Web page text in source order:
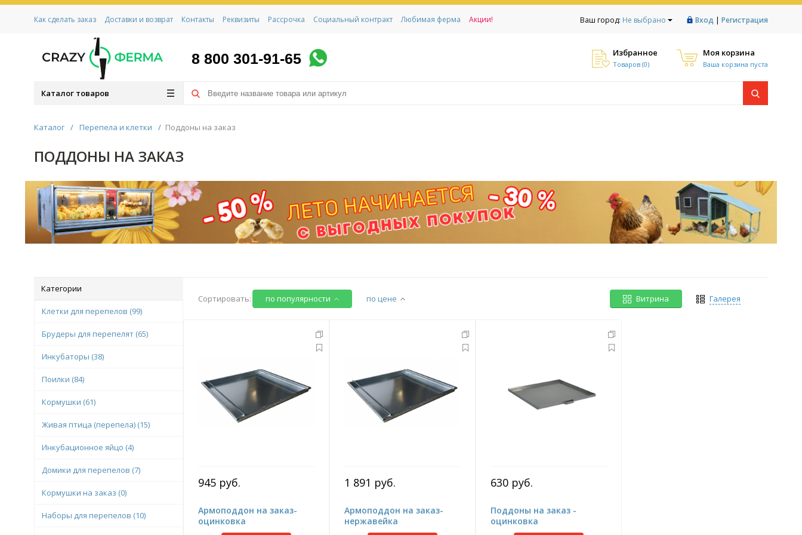
Ваш город: Не выбрано Вход | Регистрация
Как сделать заказ Доставки и возврат Контакты Реквизиты Рассрочка Социальный контракт Любимая ферма Акции!
8 800 301-91-65 Избранное
Товаров (0)
Моя корзина
Ваша корзина пуста
Каталог товаров
Каталог / Перепела и клетки / Поддоны на заказ
ПОДДОНЫ НА ЗАКАЗ
Категории
Клетки для перепелов (99)
Брудеры для перепелят (65)
Инкубаторы (38)
Поилки (84)
Кормушки (61)
Живая птица (перепела) (15)
Инкубационное яйцо (4)
Домики для перепелов (7)
Кормушки на заказ (0)
Наборы для перепелов (10)
Галерея
Витрина
Сортировать: по популярности по цене
945 руб.
Армоподдон на заказ-
оцинковка
1 891 руб.
Армоподдон на заказ-
нержавейка
630 руб.
Поддоны на заказ -
оцинковка